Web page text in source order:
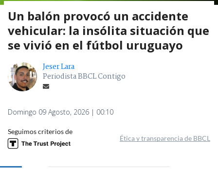
Un balón provocó un accidente
vehicular: la insólita situación que
se vivió en el fútbol uruguayo
Jeser Lara
Periodista BBCL Contigo
Domingo 09 Agosto, 2026 | 00:10
Seguimos criterios de
Ética y transparencia de BBCL